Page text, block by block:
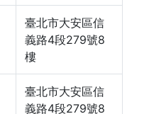
臺北市大安區信
義路4段279號8
樓
臺北市大安區信
義路4段279號8